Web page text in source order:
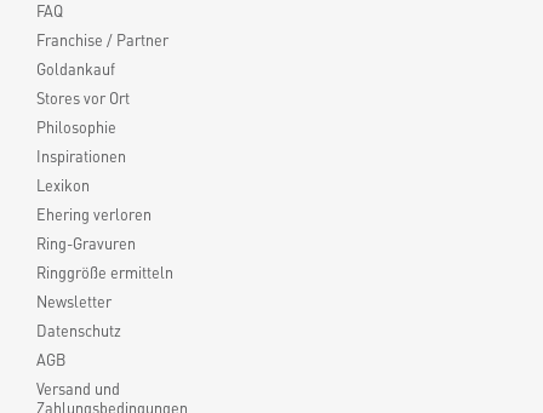
FAQ
Franchise / Partner
Goldankauf
Stores vor Ort
Philosophie
Inspirationen
Lexikon
Ehering verloren
Ring-Gravuren
Ringgröße ermitteln
Newsletter
Datenschutz
AGB
Versand und
Zahlungsbedingungen